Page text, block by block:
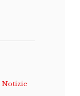
Notizie